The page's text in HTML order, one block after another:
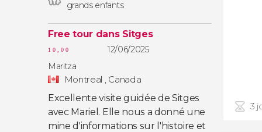
grands enfants
Free tour dans Sitges
10,00
12/06/2025
Maritza
Montreal , Canada
Excellente visite guidée de Sitges
avec Mariel. Elle nous a donné une
mine d'informations sur l'histoire et
3